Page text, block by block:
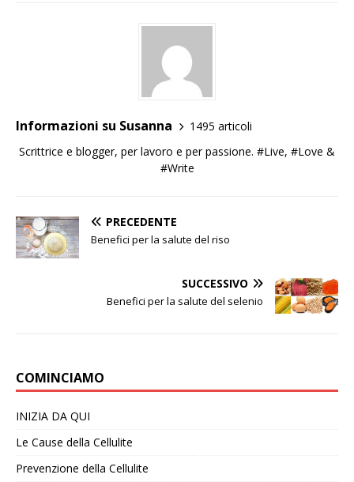
Informazioni su Susanna
1495 articoli
Scrittrice e blogger, per lavoro e per passione. #Live, #Love &
#Write
PRECEDENTE
Benefici per la salute del riso
SUCCESSIVO
Benefici per la salute del selenio
COMINCIAMO
INIZIA DA QUI
Le Cause della Cellulite
Prevenzione della Cellulite